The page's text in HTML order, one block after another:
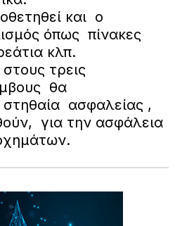
και ο
όπως πίνακες
κλπ.
τρεις
θα
ασφαλείας ,
για την ασφάλεια